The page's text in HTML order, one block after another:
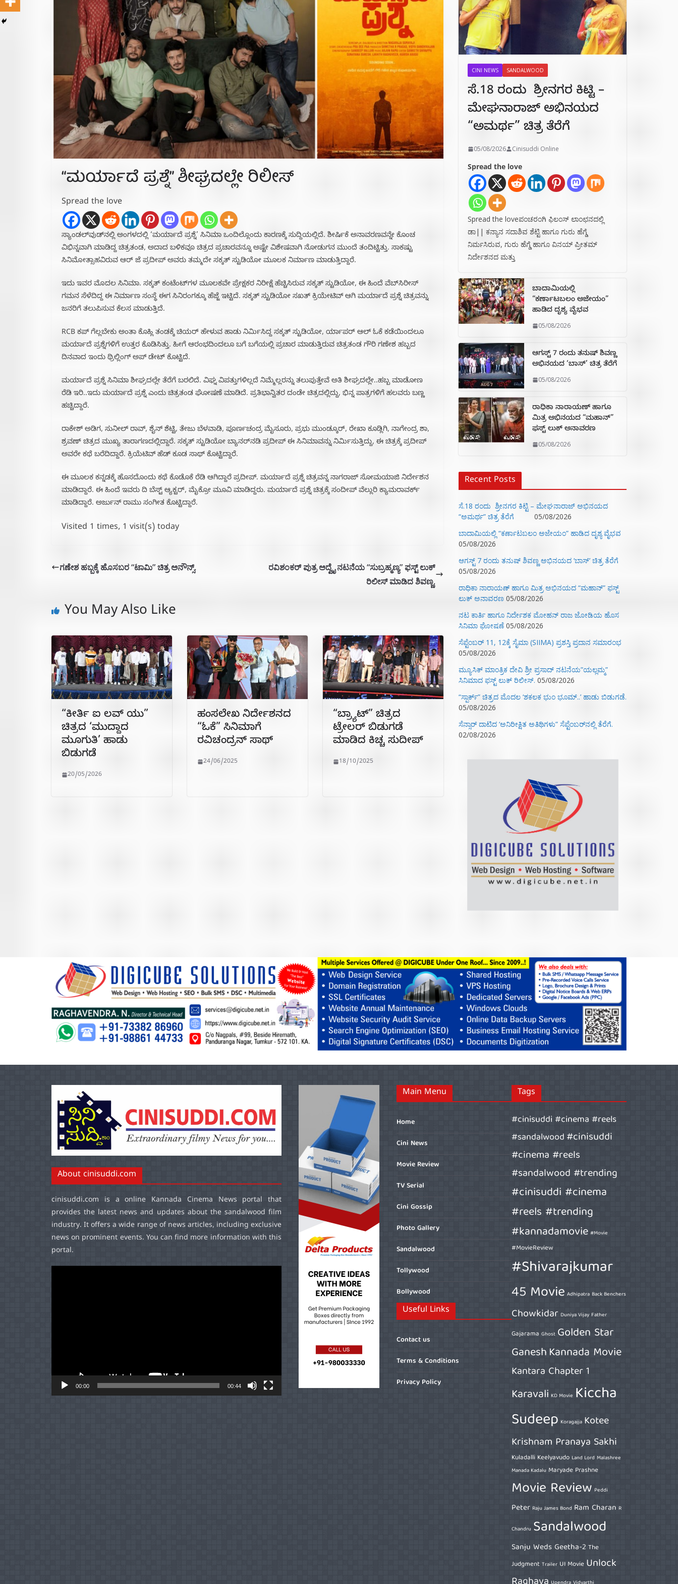
“ಮರ್ಯಾದೆ ಪ್ರಶ್ನೆ” ಶೀಘ್ರದಲ್ಲೇ ರಿಲೀಸ್
Spread the love
ಸ್ಯಾಂಡಲ್‌ವುಡ್‌ನಲ್ಲಿ ಅಂಗಳದಲ್ಲಿ ‘ಮರ್ಯಾದೆ ಪ್ರಶ್ನೆ’ ಸಿನಿಮಾ ಒಂದಿಲ್ಲೊಂದು ಕಾರಣಕ್ಕೆ ಸುದ್ದಿಯಲ್ಲಿದೆ. ಶೀರ್ಷಿಕೆ ಅನಾವರಣವನ್ನೇ ಕೊಂಚ
ವಿಭಿನ್ನವಾಗಿ ಮಾಡಿದ್ದ ಚಿತ್ರತಂಡ, ಅದಾದ ಬಳಿಕವೂ ಚಿತ್ರದ ಪ್ರಚಾರವನ್ನೂ ಅಷ್ಟೇ ವಿಶೇಷವಾಗಿ ನೋಡುಗನ ಮುಂದೆ ತಂದಿಟ್ಟಿತ್ತು. ಸಾಕಷ್ಟು
ಸಿನಿಮೋತ್ಸಾಹವಿರುವ ಆರ್ ಜೆ ಪ್ರದೀಪ್ ಅವರು ತಮ್ಮದೇ ಸಕ್ಕತ್ ಸ್ಟುಡಿಯೋ ಮೂಲಕ ನಿರ್ಮಾಣ ಮಾಡುತ್ತಿದ್ದಾರೆ.
ಇದು ಇವರ ಮೊದಲ ಸಿನಿಮಾ. ಸಕ್ಕತ್ ಕಂಟೆಂಟ್‌ಗಳ ಮೂಲಕವೇ ಪ್ರೇಕ್ಷಕರ ನಿರೀಕ್ಷೆ ಹೆಚ್ಚಿಸಿರುವ ಸಕ್ಕತ್ ಸ್ಟುಡಿಯೋ, ಈ ಹಿಂದೆ ವೆಬ್‌ಸಿರೀಸ್‌
ಗಮನ ಸೆಳೆದಿದ್ದ ಈ ನಿರ್ಮಾಣ ಸಂಸ್ಥೆ ಈಗ ಸಿನಿರಂಗಕ್ಕೂ ಹೆಜ್ಜೆ ಇಟ್ಟಿದೆ. ಸಕ್ಕತ್ ಸ್ಟುಡಿಯೋ ಸಖತ್ ಕ್ರಿಯೇಟಿವ್ ಆಗಿ ಮರ್ಯಾದೆ ಪ್ರಶ್ನೆ ಚಿತ್ರವನ್ನು
ಜನರಿಗೆ ತಲುಪಿಸುವ ಕೆಲಸ ಮಾಡುತ್ತಿದೆ.
RCB ಕಪ್ ಗೆಲ್ಲಬೇಕು ಅಂತಾ ಕೊಹ್ಲಿ ತಂಡಕ್ಕೆ ಚಿಯರ್ ಹೇಳುವ ಹಾಡು ನಿರ್ಮಿಸಿದ್ದ ಸಕ್ಕತ್ ಸ್ಟುಡಿಯೋ, ರ್ಯಾಪರ್‌ ಆಲ್ ಓಕೆ ಕಡೆಯಿಂದಲೂ
ಮರ್ಯಾದೆ ಪ್ರಶ್ನೆಗಳಿಗೆ ಉತ್ತರ ಕೊಡಿಸಿತ್ತು. ಹೀಗೆ ಆರಂಭದಿಂದಲೂ ಬಗೆ ಬಗೆಯಲ್ಲಿ ಪ್ರಚಾರ ಮಾಡುತ್ತಿರುವ ಚಿತ್ರತಂಡ ಗೌರಿ ಗಣೇಶ ಹಬ್ಬದ
ದಿನವಾದ ಇಂದು ಥ್ರಿಲ್ಲಿಂಗ್ ಅಪ್ ಡೇಟ್ ಕೊಟ್ಟಿದೆ.
ಮರ್ಯಾದೆ ಪ್ರಶ್ನೆ ಸಿನಿಮಾ ಶೀಘ್ರದಲ್ಲೇ ತೆರೆಗೆ ಬರಲಿದೆ. ವಿಘ್ನ ವಿಪತ್ತುಗಳಿಲ್ಲದೆ ನಿಮ್ಮೆಲ್ಲರನ್ನು ತಲುಪುತ್ತೇವೆ ಅತಿ ಶೀಘ್ರದಲ್ಲೇ..ಹಬ್ಬ ಮಾಡೋಣ
ರೆಡಿ ಇರಿ..ಇದು ಮರ್ಯಾದೆ ಪ್ರಶ್ನೆ ಎಂದು ಚಿತ್ರತಂಡ ಘೋಷಣೆ ಮಾಡಿದೆ. ಪ್ರತಿಭಾನ್ವಿತರ ದಂಡೇ ಚಿತ್ರದಲ್ಲಿದ್ದು, ಭಿನ್ನ ಪಾತ್ರಗಳಿಗೆ ಹಲವರು ಬಣ್ಣ
ಹಚ್ಚಿದ್ದಾರೆ.
ರಾಕೇಶ್‌ ಅಡಿಗ, ಸುನೀಲ್‌ ರಾವ್‌, ಶೈನ್‌‌ ಶೆಟ್ಟಿ, ತೇಜು ಬೆಳವಾಡಿ, ಪೂರ್ಣಚಂದ್ರ ಮೈಸೂರು, ಪ್ರಭು ಮುಂಡ್ಕೂರ್‌, ರೇಖಾ ಕೂಡ್ಲಿಗಿ, ನಾಗೇಂದ್ರ ಶಾ,
ಶ್ರವಣ್‌ ಚಿತ್ರದ ಮುಖ್ಯ ತಾರಾಗಣದಲ್ಲಿದ್ದಾರೆ. ಸಕ್ಕತ್‌ ಸ್ಟುಡಿಯೋ ಬ್ಯಾನರ್‌ನಡಿ ಪ್ರದೀಪ್‌ ಈ ಸಿನಿಮಾವನ್ನು ನಿರ್ಮಿಸುತ್ತಿದ್ದು, ಈ ಚಿತ್ರಕ್ಕೆ ಪ್ರದೀಪ್‌
ಅವರೇ ಕಥೆ ಬರೆದಿದ್ದಾರೆ. ಕ್ರಿಯೆಟಿವ್ ಹೆಡ್ ಕೂಡ ಸಾಥ್ ಕೊಟ್ಟಿದ್ದಾರೆ.
ಈ ಮೂಲಕ ಕನ್ನಡಕ್ಕೆ ಹೊಸದೊಂದು ಕಥೆ ಕೊಡೊಕೆ ರೆಡಿ ಆಗಿದ್ದಾರೆ ಪ್ರದೀಪ್. ಮರ್ಯಾದೆ ಪ್ರಶ್ನೆ ಚಿತ್ರವನ್ನ ನಾಗರಾಜ್ ಸೋಮಯಾಜಿ ನಿರ್ದೇಶನ
ಮಾಡಿದ್ದಾರೆ. ಈ ಹಿಂದೆ ಇವರು ದಿ ಬೆಸ್ಟ್ ಆ್ಯಕ್ಟರ್, ಮೈಕ್ರೋ ಮೂವಿ ಮಾಡಿದ್ದರು. ಮರ್ಯಾದೆ ಪ್ರಶ್ನೆ ಚಿತ್ರಕ್ಕೆ ಸಂದೀಪ್ ವೆಲ್ಲುರಿ ಕ್ಯಾಮರಾವರ್ಕ್
ಮಾಡಿದ್ದಾರೆ. ಅರ್ಜುನ್ ರಾಮು ಸಂಗೀತ ಕೊಟ್ಟಿದ್ದಾರೆ.
Visited 1 times, 1 visit(s) today
ಗಣೇಶ ಹಬ್ಬಕ್ಕೆ ಹೊಸಬರ “ಟಾಮಿ” ಚಿತ್ರ ಅನೌನ್ಸ್.
ರವಿಶಂಕರ್ ಪುತ್ರ ಅದ್ವೈ ನಟನೆಯ “ಸುಬ್ರಹ್ಮಣ್ಯ” ಫಸ್ಟ್ ಲುಕ್
ರಿಲೀಸ್ ಮಾಡಿದ ಶಿವಣ್ಣ.
You May Also Like
“ಕೀರ್ತಿ ಐ ಲವ್ ಯು”
ಚಿತ್ರದ ‘ಮುದ್ದಾದ
ಮೂಗುತಿ’ ಹಾಡು
ಬಿಡುಗಡೆ
20/05/2026
ಹಂಸಲೇಖ ನಿರ್ದೇಶನದ
“ಓಕೆ” ಸಿನಿಮಾಗೆ
ರವಿಚಂದ್ರನ್ ಸಾಥ್
24/06/2025
“ಬ್ರ್ಯಾಟ್” ಚಿತ್ರದ
ಟ್ರೇಲರ್ ಬಿಡುಗಡೆ
ಮಾಡಿದ ಕಿಚ್ಚ ಸುದೀಪ್
18/10/2025
CINI NEWS SANDALWOOD
ಸೆ.18 ರಂದು ಶ್ರೀನಗರ ಕಿಟ್ಟಿ –
ಮೇಘನಾರಾಜ್ ಅಭಿನಯದ
“ಅಮರ್ಥ” ಚಿತ್ರ ತೆರೆಗೆ
05/08/2026 Cinisuddi Online
Spread the love
Spread the loveಪಂಚರಂಗಿ ಫಿಲಂಸ್ ಲಾಂಛನದಲ್ಲಿ
ಡಾ|| ಕನ್ಯಾನ ಸದಾಶಿವ ಶೆಟ್ಟಿ ಹಾಗೂ ಗುರು ಹೆಗ್ಡೆ
ನಿರ್ಮಸಿರುವ, ಗುರು ಹೆಗ್ಡೆ ಹಾಗೂ ವಿನಯ್ ಪ್ರೀತಮ್
ನಿರ್ದೇಶನದ ಮತ್ತು
ಬಾದಾಮಿಯಲ್ಲಿ
“ಕರ್ಣಾಟಬಲಂ ಅಜೇಯಂ”
ಹಾಡಿದ ದೃಶ್ಯ ವೈಭವ
05/08/2026
ಆಗಸ್ಟ್ 7 ರಂದು ತನುಷ್ ಶಿವಣ್ಣ
ಅಭಿನಯದ ‘ಬಾಸ್’ ಚಿತ್ರ ತೆರೆಗೆ
05/08/2026
ರಾಧಿಕಾ ನಾರಾಯಣ್ ಹಾಗೂ
ಮಿತ್ರ ಅಭಿನಯದ “ಮಹಾನ್”
ಫಸ್ಟ್ ಲುಕ್ ಅನಾವರಣ
05/08/2026
Recent Posts
ಸೆ.18 ರಂದು ಶ್ರೀನಗರ ಕಿಟ್ಟಿ – ಮೇಘನಾರಾಜ್ ಅಭಿನಯದ
“ಅಮರ್ಥ” ಚಿತ್ರ ತೆರೆಗೆ
05/08/2026
ಬಾದಾಮಿಯಲ್ಲಿ “ಕರ್ಣಾಟಬಲಂ ಅಜೇಯಂ” ಹಾಡಿದ ದೃಶ್ಯ ವೈಭವ
05/08/2026
ಆಗಸ್ಟ್ 7 ರಂದು ತನುಷ್ ಶಿವಣ್ಣ ಅಭಿನಯದ ‘ಬಾಸ್’ ಚಿತ್ರ ತೆರೆಗೆ
05/08/2026
ರಾಧಿಕಾ ನಾರಾಯಣ್ ಹಾಗೂ ಮಿತ್ರ ಅಭಿನಯದ “ಮಹಾನ್” ಫಸ್ಟ್
ಲುಕ್ ಅನಾವರಣ 05/08/2026
ನಟ ಕಾರ್ತಿ ಹಾಗೂ ನಿರ್ದೇಶಕ ಮೋಹನ್ ರಾಜ ಜೋಡಿಯ ಹೊಸ
ಸಿನಿಮಾ ಘೋಷಣೆ 05/08/2026
ಸೆಪ್ಟೆಂಬರ್ 11, 12ಕ್ಕೆ ಸೈಮಾ (SIIMA) ಪ್ರಶಸ್ತಿ ಪ್ರದಾನ ಸಮಾರಂಭ
05/08/2026
ಮ್ಯೂಸಿಕ್‌ ಮಾಂತ್ರಿಕ ದೇವಿ ಶ್ರೀ ಪ್ರಸಾದ್ ನಟನೆಯ”ಯಲ್ಲಮ್ಮ”
ಸಿನಿಮಾದ ಫಸ್ಟ್‌ ಲುಕ್‌ ರಿಲೀಸ್. 05/08/2026
“ಸ್ಪಾರ್ಕ್” ಚಿತ್ರದ ಮೊದಲ‌ ‘ಶಕಲಕ ಭುಂ‌ ಭೂಮ್..’ ಹಾಡು ಬಿಡುಗಡೆ.
05/08/2026
ಸೆನ್ಸಾರ್ ದಾಟಿದ ‘ಅನಿರೀಕ್ಷಿತ ಅತಿಥಿಗಳು” ಸೆಪ್ಟೆಂಬರ್‌ನಲ್ಲಿ ತೆರೆಗೆ.
02/08/2026
About cinisuddi.com
cinisuddi.com is a online Kannada Cinema News portal that
provides the latest news and updates about the sandalwood film
industry. It offers a wide range of news articles, including exclusive
news on prominent events. You can find more information with this
portal.
00:00 00:44
Main Menu
Home
Cini News
Movie Review
TV Serial
Cini Gossip
Photo Gallery
Sandalwood
Tollywood
Bollywood
Useful Links
Contact us
Terms & Conditions
Privacy Policy
Tags
#cinisuddi #cinema #reels
#sandalwood#cinisuddi
#cinema #reels
#sandalwood #trending
#cinisuddi #cinema
#reels #trending
#kannadamovie #Movie
#MovieReview
#Shivarajkumar
45 Movie Adhipatra Back Benchers
Chowkidar Duniya Vijay Father
Gajarama Ghost Golden Star
GaneshKannada Movie
Kantara Chapter 1
Karavali KD Movie Kiccha
Sudeep Koragajja Kotee
Krishnam Pranaya Sakhi
Kuladalli Keelyavudo Land Lord Malashree
Manada Kadalu Maryade Prashne
Movie Review Peddi
Peter Raju James Bond Ram Charan R
Chandru Sandalwood
Sanju Weds Geetha-2 The
Judgment Trailer UI Movie Unlock